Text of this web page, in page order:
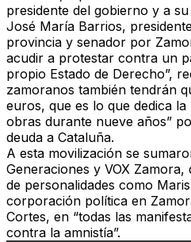
presidente del gobierno y a
José María Barrios,
provincia y senador por
acudir a protestar contra un
propio Estado de Derecho”,
zamoranos también tendrán
euros, que es lo que dedica
obras durante nueve años”
deuda a Cataluña.
A esta movilización se
Generaciones y VOX Zamora,
de personalidades como
corporación política en
Cortes, en “todas las
contra la amnistía”.